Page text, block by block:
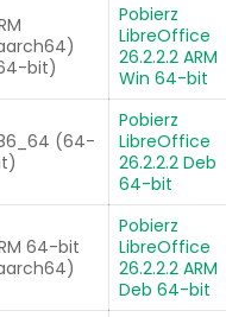
bit)
Pobierz
LibreOffice
26.2.2.2 ARM
Win 64-bit
(64-
Pobierz
LibreOffice
26.2.2.2 Deb
64-bit
64-bit
Pobierz
LibreOffice
26.2.2.2 ARM
Deb 64-bit